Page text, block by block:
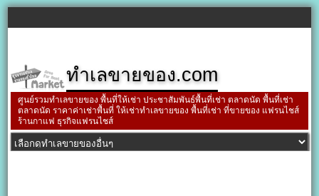
ทำเลขายของ.com
ศูนย์รวมทำเลขายของ พื้นที่ให้เช่า ประชาสัมพันธ์พื้นที่เช่า ตลาดนัด พื้นที่เช่า
ตลาดนัด ราคาค่าเช่าพื้นที่ ให้เช่าทำเลขายของ พื้นที่เช่า ที่ขายของ แฟรนไชส์
ร้านกาแฟ ธุรกิจแฟรนไชส์